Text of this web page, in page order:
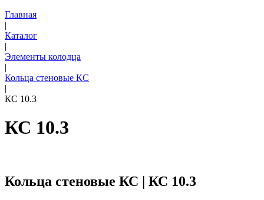
Главная
|
Каталог
|
Элементы колодца
|
Кольца стеновые КС
|
КС 10.3
КС 10.3
Кольца стеновые КС | КС 10.3